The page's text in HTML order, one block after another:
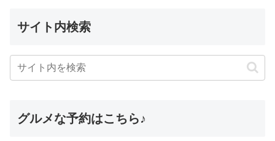
サイト内検索
グルメな予約はこちら♪